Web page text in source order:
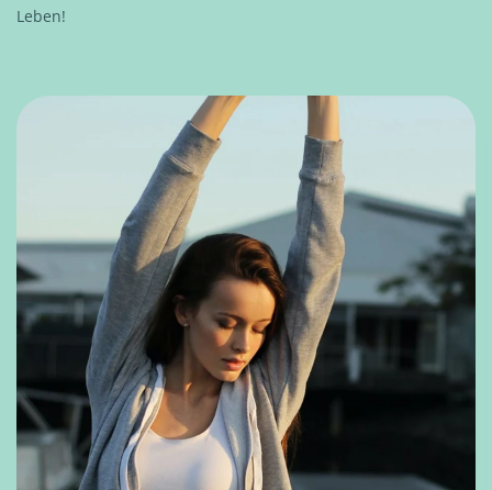
Leben!